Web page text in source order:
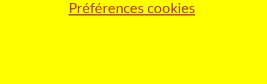
Préférences cookies